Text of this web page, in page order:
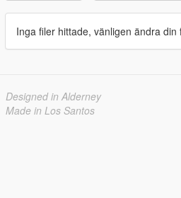
Inga filer hittade, vänligen ändra din
Designed in Alderney
Made in Los Santos